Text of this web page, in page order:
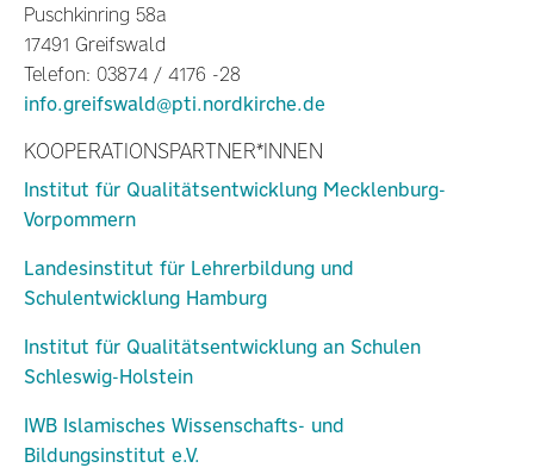
Puschkinring 58a
17491 Greifswald
Telefon: 03874 / 4176 -28
info.greifswald@pti.nordkirche.de
KOOPERATIONSPARTNER*INNEN
Institut für Qualitätsentwicklung Mecklenburg-
Vorpommern
Landesinstitut für Lehrerbildung und
Schulentwicklung Hamburg
Institut für Qualitätsentwicklung an Schulen
Schleswig-Holstein
IWB Islamisches Wissenschafts- und
Bildungsinstitut e.V.